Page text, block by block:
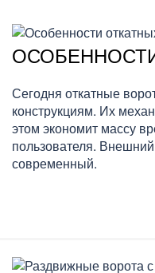
Сегодня откатные
конструкциям. Их
этом экономит массу
пользователя.
современный.